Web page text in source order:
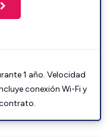
1 año. Velocidad
conexión Wi-Fi y